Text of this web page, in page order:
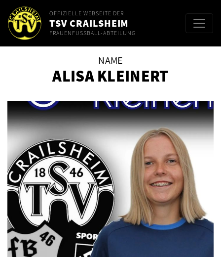
OFFIZIELLE WEBSEITE DER
TSV CRAILSHEIM
FRAUENFUSSBALL-ABTEILUNG
NAME
ALISA KLEINERT